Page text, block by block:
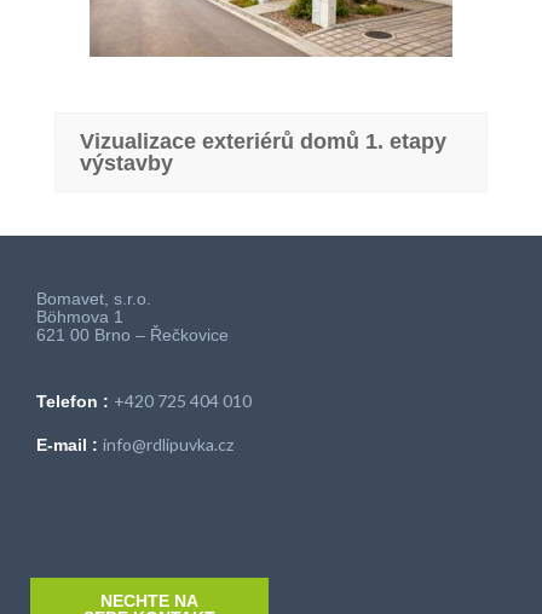
Vizualizace exteriérů domů 1. etapy
výstavby
Bomavet, s.r.o.
Böhmova 1
621 00 Brno – Řečkovice
Telefon : +420 725 404 010
E-mail : info@rdlipuvka.cz
NECHTE NA